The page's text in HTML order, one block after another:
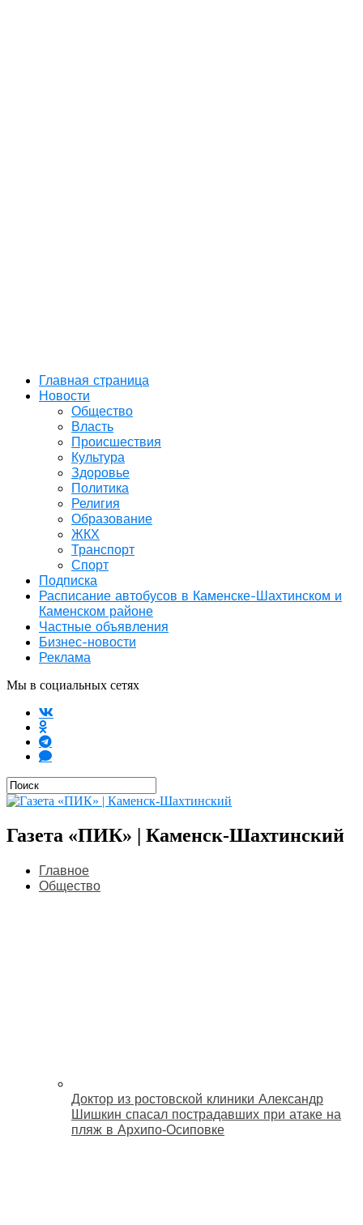
Главная страница
Новости
Общество
Власть
Происшествия
Культура
Здоровье
Политика
Религия
Образование
ЖКХ
Транспорт
Спорт
Подписка
Расписание автобусов в Каменске-Шахтинском и
Каменском районе
Частные объявления
Бизнес-новости
Реклама
Мы в социальных сетях
Газета «ПИК» | Каменск-Шахтинский
Главное
Общество
Доктор из ростовской клиники Александр
Шишкин спасал пострадавших при атаке на
пляж в Архипо‑Осиповке